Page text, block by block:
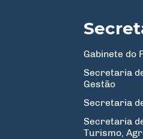
Gabinete do
Secretaria
Gestão
Secretaria
Secretaria
Turismo,